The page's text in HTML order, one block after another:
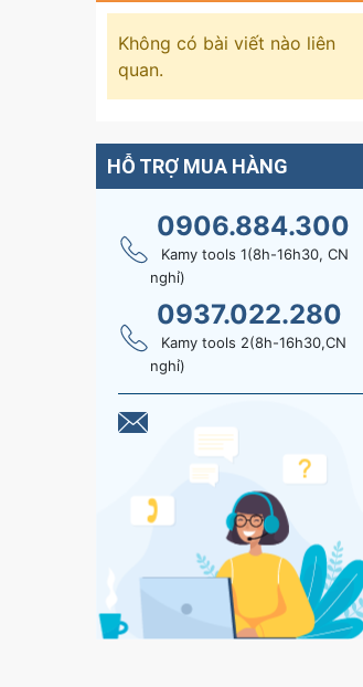
Không có bài viết nào liên
quan.
HỖ TRỢ MUA HÀNG
0906.884.300
Kamy tools 1(8h-16h30, CN
nghỉ)
0937.022.280
Kamy tools 2(8h-16h30,CN
nghỉ)